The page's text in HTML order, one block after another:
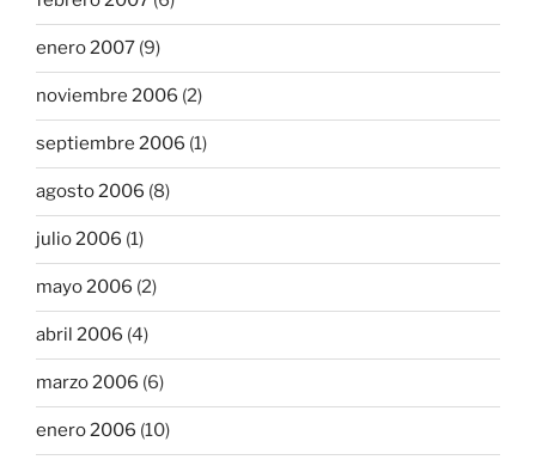
enero 2007 (9)
noviembre 2006 (2)
septiembre 2006 (1)
agosto 2006 (8)
julio 2006 (1)
mayo 2006 (2)
abril 2006 (4)
marzo 2006 (6)
enero 2006 (10)